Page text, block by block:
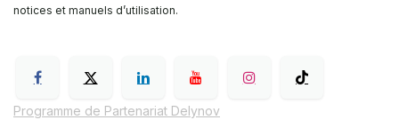
notices et manuels d’utilisation.
Programme de Partenariat Delynov